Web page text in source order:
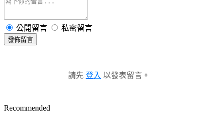
公開留言 私密留言
發佈留言
請先 登入 以發表留言。
Recommended